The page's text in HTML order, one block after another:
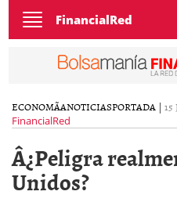
Toggle
navigation
FinancialRed
ECONOMÃ­ANOTICIASPORTADA | 15
FinancialRed
Â¿Peligra
Unidos?